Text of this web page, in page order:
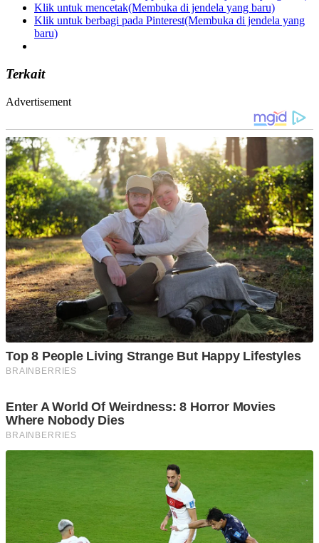
Klik untuk mencetak(Membuka di jendela yang baru)
Klik untuk berbagi pada Pinterest(Membuka di jendela yang
baru)
Terkait
Advertisement